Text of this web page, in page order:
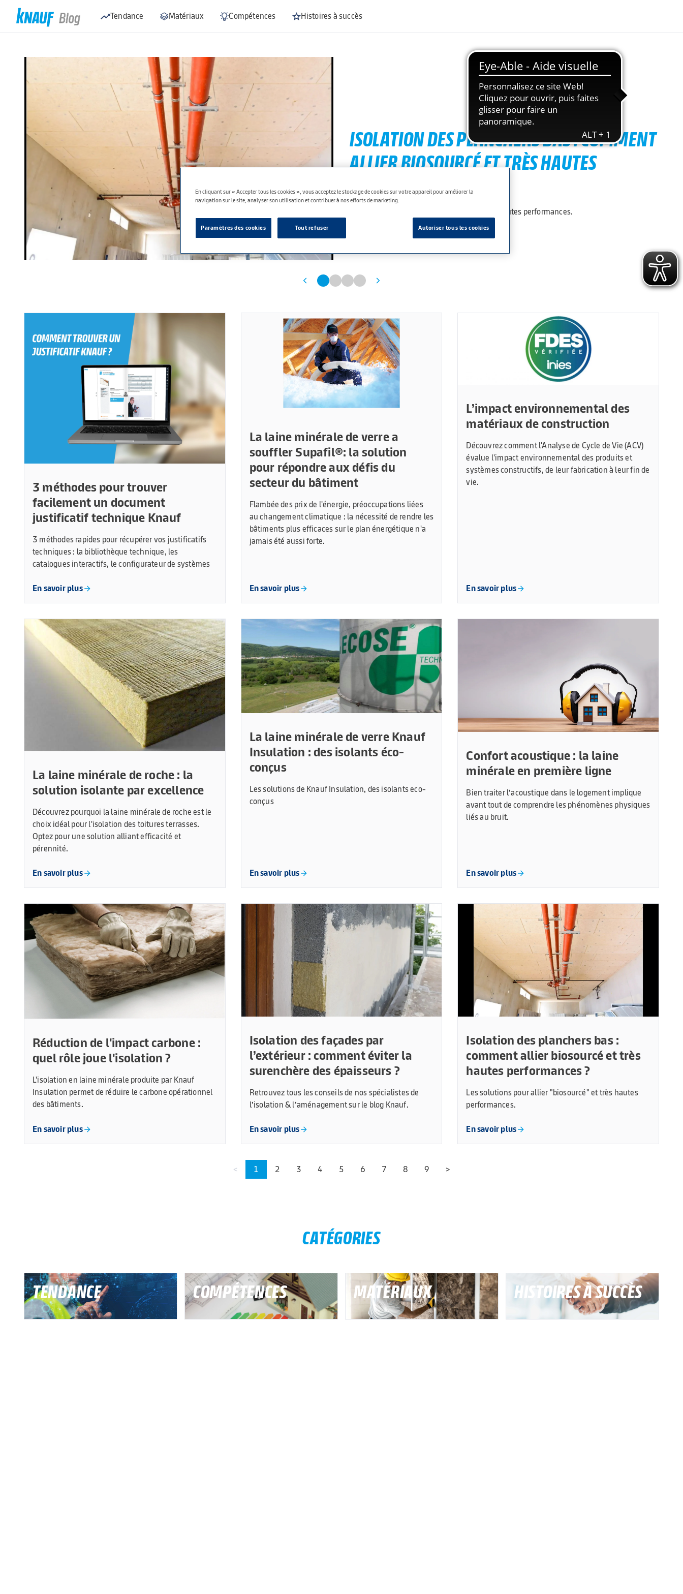
Tendance Matériaux Compétences Histoires à succès
ISOLATION DES PLANCHERS BAS : COMMENT
ALLIER BIOSOURCÉ ET TRÈS HAUTES
PERFORMANCES ?
Les solutions pour allier "biosourcé" et très hautes performances.
3 méthodes pour trouver
facilement un document
justificatif technique Knauf
3 méthodes rapides pour récupérer vos justificatifs
techniques : la bibliothèque technique, les
catalogues interactifs, le configurateur de systèmes
En savoir plus
La laine minérale de verre a
souffler Supafil®: la solution
pour répondre aux défis du
secteur du bâtiment
Flambée des prix de l'énergie, préoccupations liées
au changement climatique : la nécessité de rendre les
bâtiments plus efficaces sur le plan énergétique n'a
jamais été aussi forte.
En savoir plus
L’impact environnemental des
matériaux de construction
Découvrez comment l'Analyse de Cycle de Vie (ACV)
évalue l'impact environnemental des produits et
systèmes constructifs, de leur fabrication à leur fin de
vie.
En savoir plus
La laine minérale de roche : la
solution isolante par excellence
Découvrez pourquoi la laine minérale de roche est le
choix idéal pour l'isolation des toitures terrasses.
Optez pour une solution alliant efficacité et
pérennité.
En savoir plus
La laine minérale de verre Knauf
Insulation : des isolants éco-
conçus
Les solutions de Knauf Insulation, des isolants eco-
conçus
En savoir plus
Confort acoustique : la laine
minérale en première ligne
Bien traiter l’acoustique dans le logement implique
avant tout de comprendre les phénomènes physiques
liés au bruit.
En savoir plus
Réduction de l'impact carbone :
quel rôle joue l'isolation ?
L'isolation en laine minérale produite par Knauf
Insulation permet de réduire le carbone opérationnel
des bâtiments.
En savoir plus
Isolation des façades par
l’extérieur : comment éviter la
surenchère des épaisseurs ?
Retrouvez tous les conseils de nos spécialistes de
l’isolation & l’aménagement sur le blog Knauf.
En savoir plus
Isolation des planchers bas :
comment allier biosourcé et très
hautes performances ?
Les solutions pour allier "biosourcé" et très hautes
performances.
En savoir plus
< 1 2 3 4 5 6 7 8 9 >
CATÉGORIES
TENDANCE COMPÉTENCES MATÉRIAUX HISTOIRES À SUCCÈS
En cliquant sur « Accepter tous les cookies », vous acceptez le stockage de cookies sur votre appareil pour améliorer la
navigation sur le site, analyser son utilisation et contribuer à nos efforts de marketing.
Paramètres des cookies Tout refuser Autoriser tous les cookies